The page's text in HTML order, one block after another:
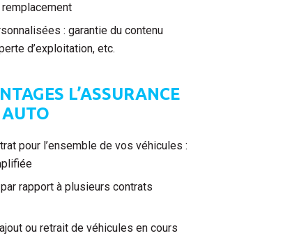
: garantie du contenu
d’exploitation, etc.
L’ASSURANCE
pour l’ensemble de vos véhicules :
rapport à plusieurs contrats
ou retrait de véhicules en cours